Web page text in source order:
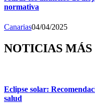
normativa
Canarias04/04/2025
NOTICIAS
Eclipse solar:
salud